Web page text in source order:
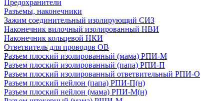
Предохранители
Разъемы, наконечники
Зажим соединительный изолирующий СИЗ
Наконечник вилочный изолированный НВИ
Наконечник кольцевой НКИ
Ответвитель для проводов ОВ
Разъем плоский изолированный (мама) РПИ-М
Разъем плоский изолированный (папа) РПИ-П
Разъем плоский изолированный ответвительный РПИ-О
Разъем плоский нейлон (папа) РПИ-П(н)
Разъем плоский нейлон (мама) РПИ-М(н)